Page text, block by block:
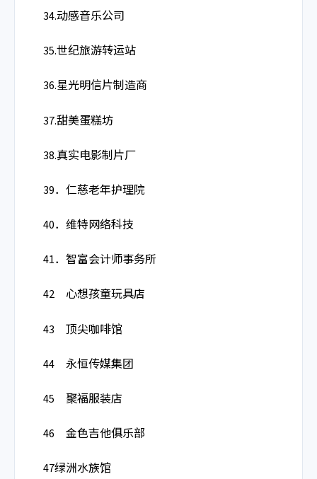
34.动感音乐公司
35.世纪旅游转运站
36.星光明信片制造商
37.甜美蛋糕坊
38.真实电影制片厂
39．仁慈老年护理院
40．维特网络科技
41．智富会计师事务所
42 心想孩童玩具店
43 顶尖咖啡馆
44 永恒传媒集团
45 聚福服装店
46 金色吉他俱乐部
47绿洲水族馆